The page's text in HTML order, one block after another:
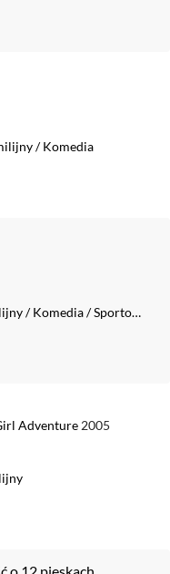
/Komedia
/Komedia/Sportowy
Adventure 2005